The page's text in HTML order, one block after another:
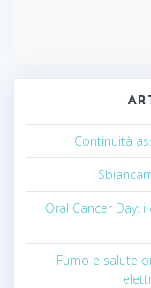
Continuità
Oral Cancer Day:
Fumo e salute